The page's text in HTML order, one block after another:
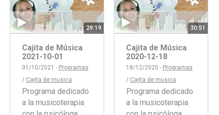
29:19
Cajita de Música
2021-10-01
01/10/2021 - Programas
/ Cajita de musica
Programa dedicado
a la musicoterapia
30:51
Cajita de Música
2020-12-18
18/12/2020 - Programas
/ Cajita de musica
Programa dedicado
a la musicoterapia